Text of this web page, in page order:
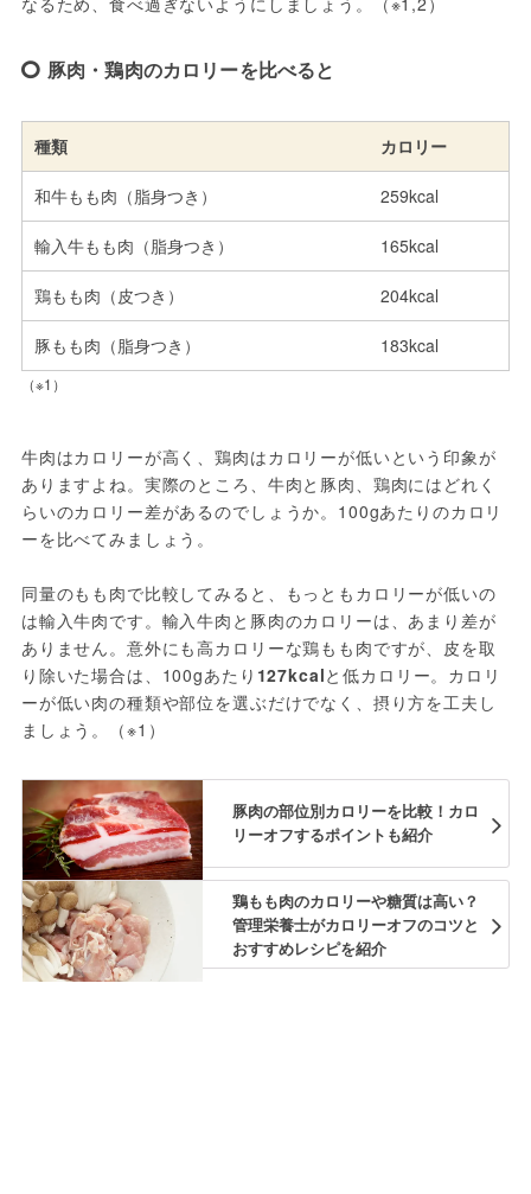
豚肉・鶏肉のカロリーを比べると
種類 カロリー
和牛もも肉（脂身つき） 259kcal
輸入牛もも肉（脂身つき） 165kcal
鶏もも肉（皮つき） 204kcal
豚もも肉（脂身つき） 183kcal
（※1）
牛肉はカロリーが高く、鶏肉はカロリーが低いという印象が
ありますよね。実際のところ、牛肉と豚肉、鶏肉にはどれく
らいのカロリー差があるのでしょうか。100gあたりのカロリ
ーを比べてみましょう。
同量のもも肉で比較してみると、もっともカロリーが低いの
は輸入牛肉です。輸入牛肉と豚肉のカロリーは、あまり差が
ありません。意外にも高カロリーな鶏もも肉ですが、皮を取
り除いた場合は、100gあたり 127kcalと低カロリー。カロリ
ーが低い肉の種類や部位を選ぶだけでなく、摂り方を工夫し
ましょう。（※1）
豚肉の部位別カロリーを比較！カロ
リーオフするポイントも紹介
鶏もも肉のカロリーや糖質は高い？
管理栄養士がカロリーオフのコツと
おすすめレシピを紹介